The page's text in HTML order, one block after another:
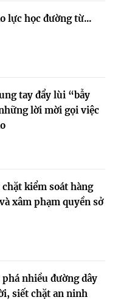
lực học đường từ...
tay đẩy lùi “bẫy
lời mời gọi việc
kiểm soát hàng
xâm phạm quyền sở
nhiều đường dây
siết chặt an ninh